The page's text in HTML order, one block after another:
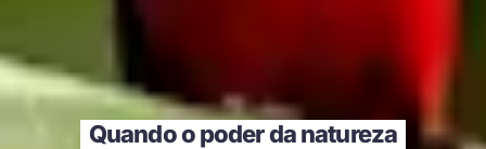
Quando o poder da natureza